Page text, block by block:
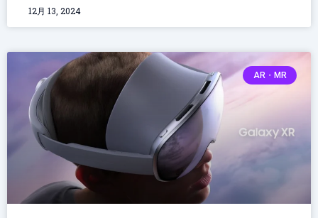
12月 13, 2024
AR・MR